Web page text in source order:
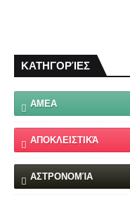
ΚΑΤΗΓΟΡΊΕΣ
ΑΜΕΑ
ΑΠΟΚΛΕΙΣΤΙΚΆ
ΑΣΤΡΟΝΟΜΊΑ